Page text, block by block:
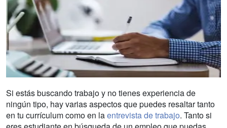
Si estás buscando trabajo y no tienes experiencia de
ningún tipo, hay varias aspectos que puedes resaltar tanto
en tu currículum como en laentrevista de trabajo. Tanto si